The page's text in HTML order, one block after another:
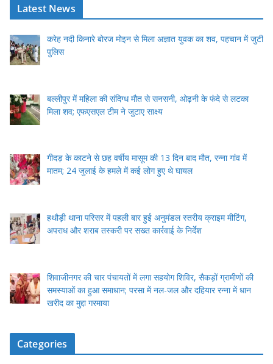
Latest News
करेह नदी किनारे बोरज मोइन से मिला अज्ञात युवक का शव, पहचान में जुटी
पुलिस
बल्लीपुर में महिला की संदिग्ध मौत से सनसनी, ओढ़नी के फंदे से लटका
मिला शव; एफएसएल टीम ने जुटाए साक्ष्य
गीदड़ के काटने से छह वर्षीय मासूम की 13 दिन बाद मौत, रन्ना गांव में
मातम; 24 जुलाई के हमले में कई लोग हुए थे घायल
हथौड़ी थाना परिसर में पहली बार हुई अनुमंडल स्तरीय क्राइम मीटिंग,
अपराध और शराब तस्करी पर सख्त कार्रवाई के निर्देश
शिवाजीनगर की चार पंचायतों में लगा सहयोग शिविर, सैकड़ों ग्रामीणों की
समस्याओं का हुआ समाधान; परसा में नल-जल और दहियार रन्ना में धान
खरीद का मुद्दा गरमाया
Categories